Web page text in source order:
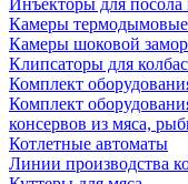
Инъекторы для посола
Камеры термодымовые
Камеры шоковой
Клипсаторы для
Комплект
Комплект
консервов из мяса,
Котлетные автоматы
Линии производства